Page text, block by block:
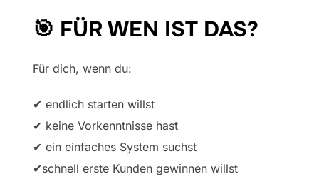
🎯 FÜR WEN IST DAS?
Für dich, wenn du:
✔ endlich starten willst
✔ keine Vorkenntnisse hast
✔ ein einfaches System suchst
✔schnell erste Kunden gewinnen willst